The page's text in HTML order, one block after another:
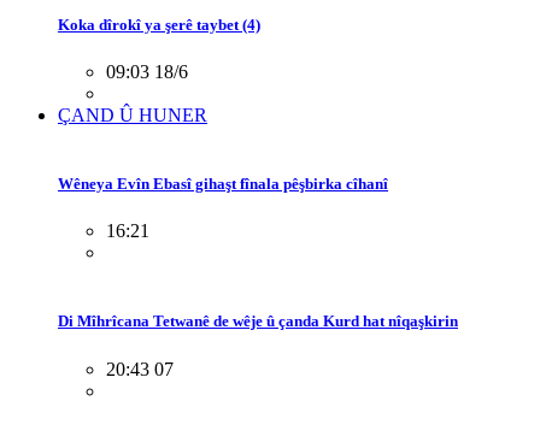
Koka dîrokî ya şerê taybet (4)
09:03 18/6
ÇAND Û HUNER
Wêneya Evîn Ebasî gihaşt fînala pêşbirka cîhanî
16:21
Di Mîhrîcana Tetwanê de wêje û çanda Kurd hat nîqaşkirin
20:43 07